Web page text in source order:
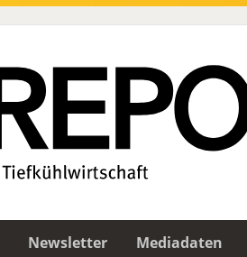
Newsletter
Mediadaten